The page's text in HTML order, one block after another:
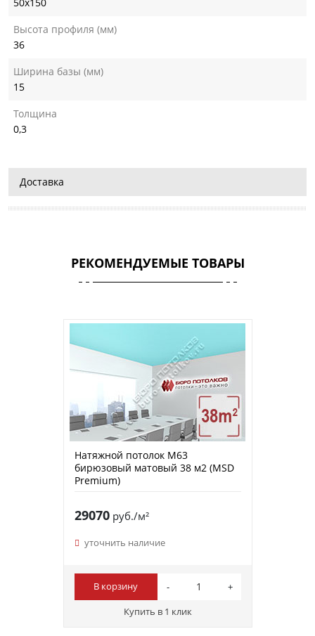
Высота профиля (мм)
36
Ширина базы (мм)
15
Толщина
0,3
Доставка
РЕКОМЕНДУЕМЫЕ ТОВАРЫ
Натяжной потолок M63
бирюзовый матовый 38 м2 (MSD
Premium)
29070руб./м²
уточнить наличие
В корзину
Купить в 1 клик